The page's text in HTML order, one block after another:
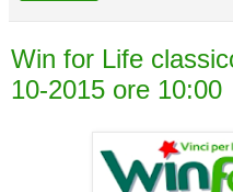
Win for Life
10-2015 ore 10:00